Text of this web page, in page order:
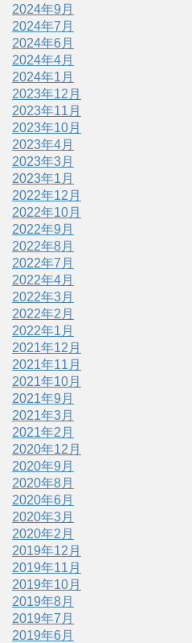
2024年9月
2024年7月
2024年6月
2024年4月
2024年1月
2023年12月
2023年11月
2023年10月
2023年4月
2023年3月
2023年1月
2022年12月
2022年10月
2022年9月
2022年8月
2022年7月
2022年4月
2022年3月
2022年2月
2022年1月
2021年12月
2021年11月
2021年10月
2021年9月
2021年3月
2021年2月
2020年12月
2020年9月
2020年8月
2020年6月
2020年3月
2020年2月
2019年12月
2019年11月
2019年10月
2019年8月
2019年7月
2019年6月